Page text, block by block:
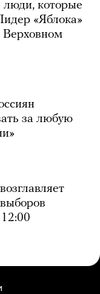
которые
«Яблока»
Верховном
за любую